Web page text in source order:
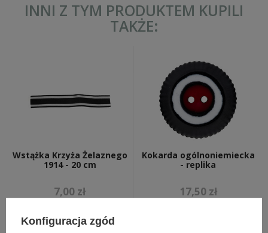
INNI Z TYM PRODUKTEM KUPILI
TAKŻE:
Wstążka Krzyża Żelaznego
1914 - 20 cm
7,00 zł
Kokarda ogólnoniemiecka
- replika
17,50 zł
Konfiguracja zgód